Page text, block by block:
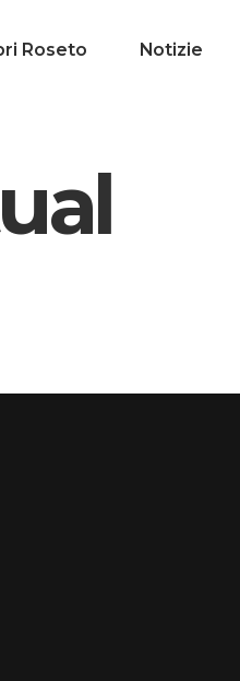
Roseto Notizie